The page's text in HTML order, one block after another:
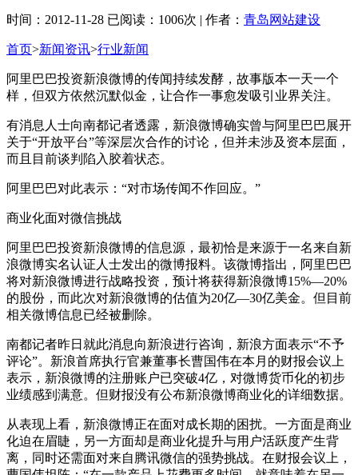
时间：2012-11-28 已阅读：1006次 | 作者： 青岛网站建设
首页>新闻资讯>行业新闻
阿里巴巴投资新浪微博的传闻持续发酵，故事版本一天一个
样，但双方依然沉默似金，让合作一事愈发吸引业界关注。
有消息人士向南都记者透露，新浪微博确实曾与阿里巴巴展开
关于“开放平台”等深层次合作的讨论，但并未涉及资本层面，
而且目前谈判陷入胶着状态。
阿里巴巴对此表示：“对市场传闻不作回应。”
商业化面对微信挑战
阿里巴巴投资新浪微博的信息源，最初恰是来源于一名来自新
浪微博实名认证人士发出的微博报料。该微博指出，阿里巴巴
将对新浪微博进行战略投资，预计将获得新浪微博15%—20%
的股份，而此次对新浪微博的估值为20亿—30亿美金。但目前
相关微博信息已经被删除。
南都记者昨日就此消息向新浪进行咨询，新浪方面表示“不予
评论”。新浪首席执行官兼董事长曹国伟在本月的财报会议上
表示，新浪微博的注册账户已突破4亿，对微博货币化的初步
业绩感到满意。但财报没有公布新浪微博商业化的详细数据。
从表现上看，新浪微博正在面对成长期的困扰。一方面是商业
化迫在眉睫，另一方面却是商业化提升与用户活跃度产生背
离，同时还需面对来自腾讯微信的强势挑战。在财报会议上，